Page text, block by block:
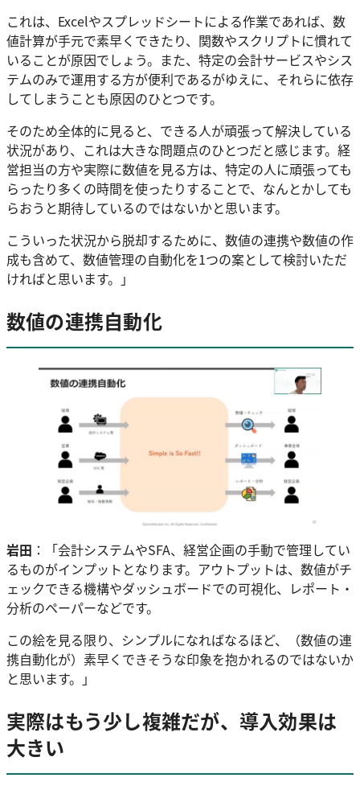
これは、Excelやスプレッドシートによる作業であれば、数
値計算が手元で素早くできたり、関数やスクリプトに慣れて
いることが原因でしょう。また、特定の会計サービスやシス
テムのみで運用する方が便利であるがゆえに、それらに依存
してしまうことも原因のひとつです。
そのため全体的に見ると、できる人が頑張って解決している
状況があり、これは大きな問題点のひとつだと感じます。経
営担当の方や実際に数値を見る方は、特定の人に頑張っても
らったり多くの時間を使ったりすることで、なんとかしても
らおうと期待しているのではないかと思います。
こういった状況から脱却するために、数値の連携や数値の作
成も含めて、数値管理の自動化を1つの案として検討いただ
ければと思います。」
数値の連携自動化
岩田 ：「会計システムやSFA、経営企画の手動で管理してい
るものがインプットとなります。アウトプットは、数値がチ
ェックできる機構やダッシュボードでの可視化、レポート・
分析のペーパーなどです。
この絵を見る限り、シンプルになればなるほど、（数値の連
携自動化が）素早くできそうな印象を抱かれるのではないか
と思います。」
実際はもう少し複雑だが、導入効果は
大きい